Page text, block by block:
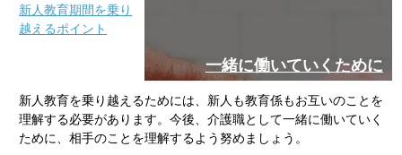
新人教育期間を乗り
越えるポイント
一緒に働いていくために
新人教育を乗り越えるためには、新人も教育係もお互いのことを
理解する必要があります。今後、介護職として一緒に働いていく
ために、相手のことを理解するよう努めましょう。